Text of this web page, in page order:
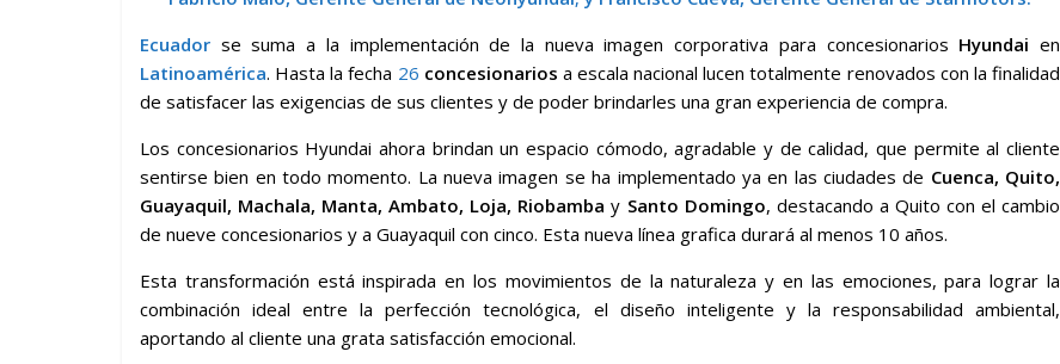
Ecuador se suma a la implementación de la nueva imagen corporativa para concesionarios Hyundai en
Latinoamérica. Hasta la fecha 26 concesionarios a escala nacional lucen totalmente renovados con la finalidad
de satisfacer las exigencias de sus clientes y de poder brindarles una gran experiencia de compra.
Los concesionarios Hyundai ahora brindan un espacio cómodo, agradable y de calidad, que permite al cliente
sentirse bien en todo momento. La nueva imagen se ha implementado ya en las ciudades de Cuenca, Quito,
Guayaquil, Machala, Manta, Ambato, Loja, Riobambay Santo Domingo, destacando a Quito con el cambio
de nueve concesionarios y a Guayaquil con cinco. Esta nueva línea grafica durará al menos 10 años.
Esta transformación está inspirada en los movimientos de la naturaleza y en las emociones, para lograr la
combinación ideal entre la perfección tecnológica, el diseño inteligente y la responsabilidad ambiental,
aportando al cliente una grata satisfacción emocional.